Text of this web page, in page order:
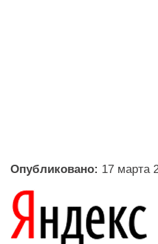
Опубликовано: 17 марта